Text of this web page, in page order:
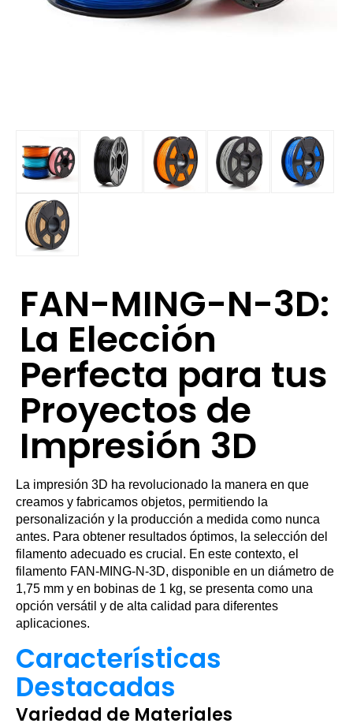
FAN-MING-N-3D:
La Elección
Perfecta para tus
Proyectos de
Impresión 3D
La impresión 3D ha revolucionado la manera en que
creamos y fabricamos objetos, permitiendo la
personalización y la producción a medida como nunca
antes. Para obtener resultados óptimos, la selección del
filamento adecuado es crucial. En este contexto, el
filamento FAN-MING-N-3D, disponible en un diámetro de
1,75 mm y en bobinas de 1 kg, se presenta como una
opción versátil y de alta calidad para diferentes
aplicaciones.
Características
Destacadas
Variedad de Materiales